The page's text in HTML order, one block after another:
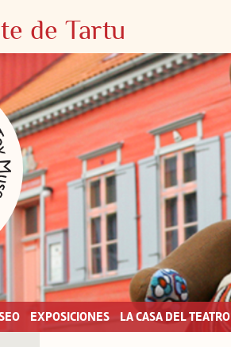
de Tartu
EXPOSICIONES LA CASA DEL TEATRO